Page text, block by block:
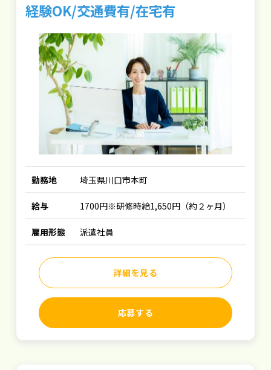
経験OK/交通費有/在宅有
勤務地 埼玉県川口市本町
給与 1700円※研修時給1,650円（約２ヶ月）
雇用形態 派遣社員
詳細を見る
応募する